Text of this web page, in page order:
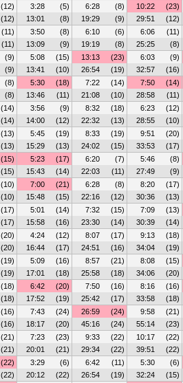
(12) 3:28 (5) 6:28 (8) 10:22 (23)
(12) 13:01 (8) 19:29 (9) 29:51 (12)
(11) 3:50 (8) 6:10 (6) 6:06 (11)
(11) 13:09 (9) 19:19 (8) 25:25 (8)
(9) 5:08 (15) 13:13 (23) 6:03 (9)
(9) 13:41 (10) 26:54 (19) 32:57 (16)
(8) 5:30 (18) 7:22 (14) 7:50 (14)
(8) 13:46 (11) 21:08 (10) 28:58 (11)
(14) 3:56 (9) 8:32 (18) 6:23 (12)
(14) 14:00 (12) 22:32 (13) 28:55 (10)
(13) 5:45 (19) 8:33 (19) 9:51 (20)
(13) 15:29 (13) 24:02 (15) 33:53 (17)
(15) 5:23 (17) 6:20 (7) 5:46 (8)
(15) 15:43 (14) 22:03 (11) 27:49 (9)
(10) 7:00 (21) 6:28 (8) 8:20 (17)
(10) 15:48 (15) 22:16 (12) 30:36 (13)
(17) 5:01 (14) 7:32 (15) 7:09 (13)
(17) 15:58 (16) 23:30 (14) 30:39 (14)
(20) 4:24 (12) 8:07 (17) 9:13 (18)
(20) 16:44 (17) 24:51 (16) 34:04 (19)
(19) 5:09 (16) 8:57 (21) 8:08 (15)
(19) 17:01 (18) 25:58 (18) 34:06 (20)
(18) 6:42 (20) 7:50 (16) 8:16 (16)
(18) 17:52 (19) 25:42 (17) 33:58 (18)
(16) 7:43 (24) 26:59 (24) 9:58 (21)
(16) 18:17 (20) 45:16 (24) 55:14 (23)
(21) 7:23 (23) 9:33 (22) 10:17 (22)
(21) 20:01 (21) 29:34 (22) 39:51 (22)
(22) 3:29 (6) 6:42 (11) 5:30 (6)
(22) 20:12 (22) 26:54 (19) 32:24 (15)